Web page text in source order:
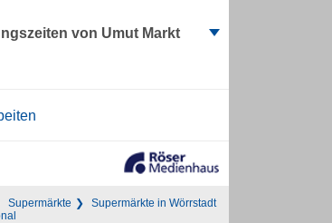
von Umut Markt
Supermärkte
Supermärkte in Wörrstadt